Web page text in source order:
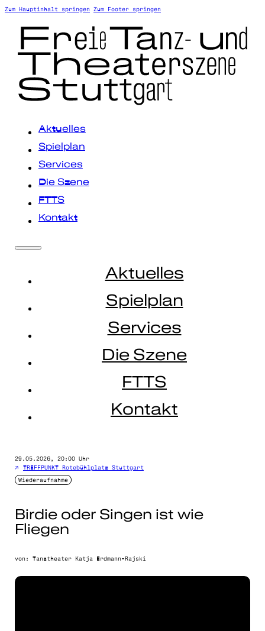
Zum Hauptinhalt springen Zum Footer springen
Aktuelles
Spielplan
Services
Die Szene
FTTS
Kontakt
Aktuelles
Spielplan
Services
Die Szene
FTTS
Kontakt
29.05.2026, 20:00 Uhr
TREFFPUNKT Rotebühlplatz Stuttgart
Wiederaufnahme
Birdie oder Singen ist wie
Fliegen
von: Tanztheater Katja Erdmann-Rajski